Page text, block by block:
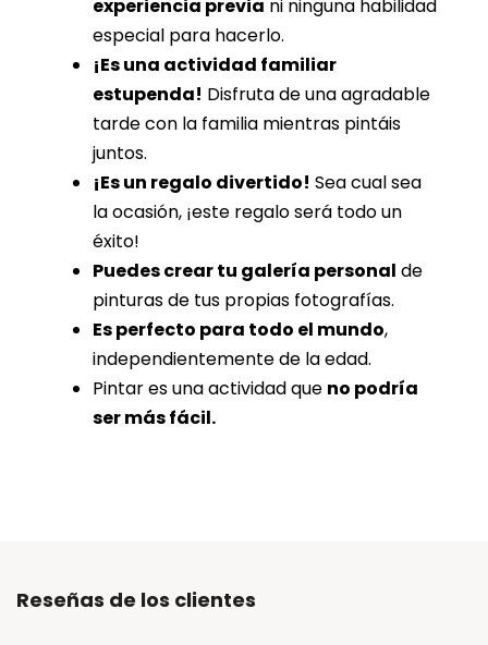
experiencia previa ni ninguna habilidad
especial para hacerlo.
¡Es una actividad familiar
estupenda! Disfruta de una agradable
tarde con la familia mientras pintáis
juntos.
¡Es un regalo divertido! Sea cual sea
la ocasión, ¡este regalo será todo un
éxito!
Puedes crear tu galería personal de
pinturas de tus propias fotografías.
Es perfecto para todo el mundo,
independientemente de la edad.
Pintar es una actividad que no podría
ser más fácil.
Reseñas de los clientes